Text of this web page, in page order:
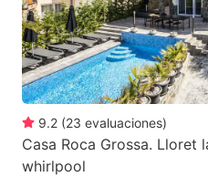
9.2 (23 evaluaciones)
Casa Roca Grossa. Lloret
whirlpool